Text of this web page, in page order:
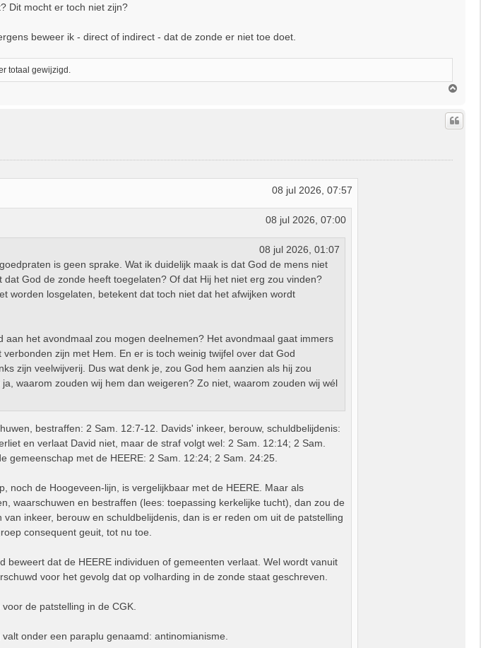
Dit mocht er toch niet zijn?
beweer ik - direct of indirect - dat de zonde er niet toe doet.
totaal gewijzigd.
h
o
08 jul 2026, 07:57
08 jul 2026, 07:00
08 jul 2026, 01:07
is geen sprake. Wat ik duidelijk maak is dat God de mens niet
God de zonde heeft toegelaten? Of dat Hij het niet erg zou vinden?
worden losgelaten, betekent dat toch niet dat het afwijken wordt
aan het avondmaal zou mogen deelnemen? Het avondmaal gaat immers
zijn met Hem. En er is toch weinig twijfel over dat God
zijn veelwijverij. Dus wat denk je, zou God hem aanzien als hij zou
waarom zouden wij hem dan weigeren? Zo niet, waarom zouden wij wél
bestraffen: 2 Sam. 12:7-12. Davids' inkeer, berouw, schuldbelijdenis:
en verlaat David niet, maar de straf volgt wel: 2 Sam. 12:14; 2 Sam.
gemeenschap met de HEERE: 2 Sam. 12:24; 2 Sam. 24:25.
noch de Hoogeveen-lijn, is vergelijkbaar met de HEERE. Maar als
waarschuwen en bestraffen (lees: toepassing kerkelijke tucht), dan zou de
inkeer, berouw en schuldbelijdenis, dan is er reden om uit de patstelling
consequent geuit, tot nu toe.
beweert dat de HEERE individuen of gemeenten verlaat. Wel wordt vanuit
voor het gevolg dat op volharding in de zonde staat geschreven.
de patstelling in de CGK.
onder een paraplu genaamd: antinomianisme.